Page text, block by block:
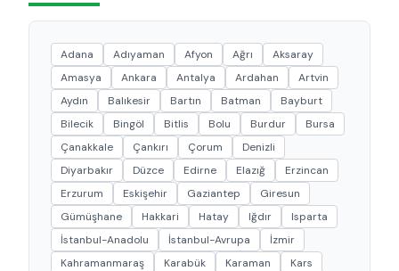
Adana Adıyaman Afyon Ağrı
Aksaray
Amasya
Ankara Antalya Ardahan
Artvin
Aydın
Balıkesir Bartın Batman
Bayburt
Bilecik
Bingöl Bitlis Bolu Burdur
Bursa
Çanakkale
Çankırı Çorum
Denizli
Diyarbakır
Düzce Edirne Elazığ
Erzincan
Erzurum
Eskişehir Gaziantep
Giresun
Gümüşhane
Hakkari Hatay Iğdır
Isparta
İstanbul-Anadolu
İstanbul-Avrupa
İzmir
Kahramanmaraş
Karabük Karaman
Kars